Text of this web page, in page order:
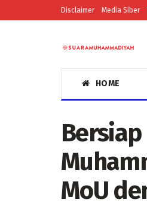
Disclaimer Media Siber
HOME
MoU